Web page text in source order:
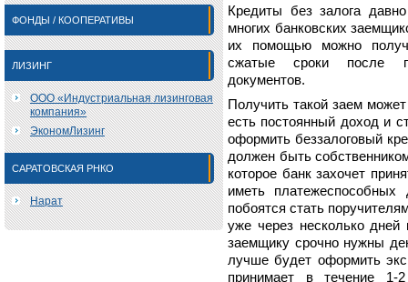
ФОНДЫ / КООПЕРАТИВЫ
ЛИЗИНГ
ООО «Индустриальная лизинговая
компания»
ЭкономЛизинг
САРАТОВСКАЯ РНКО
Нарат
Кредиты без залога
многих банковских
их помощью можно
сжатые сроки после
документов.
Получить такой заем
есть постоянный доход и
оформить беззалоговый
должен быть
которое банк захочет
иметь платежеспособных
побоятся стать
уже через несколько дней
заемщику срочно нужны
лучше будет оформить
принимает в течение 1-